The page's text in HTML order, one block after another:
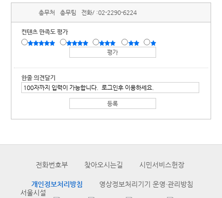
총무처 총무팀 전화/ :02-2290-6224
컨텐츠 만족도 평가
한줄 의견달기
전화번호부 찾아오시는길 시민서비스헌장
개인정보처리방침
영상정보처리기기 운영·관리방침
서울시설